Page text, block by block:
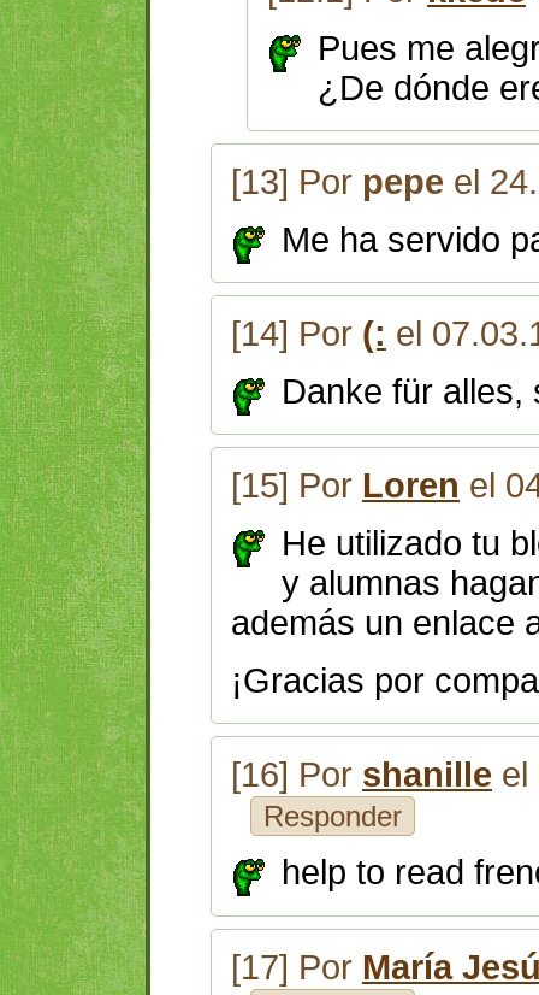
Pues me
¿De dónde
[13] Por pepe el
Me ha servido
[14] Por (: el
Danke für alles,
[15] Por Loren el
He utilizado tu
y alumnas
además un enlace
¡Gracias por
[16] Por shanille el
Responder
help to read
[17] Por María